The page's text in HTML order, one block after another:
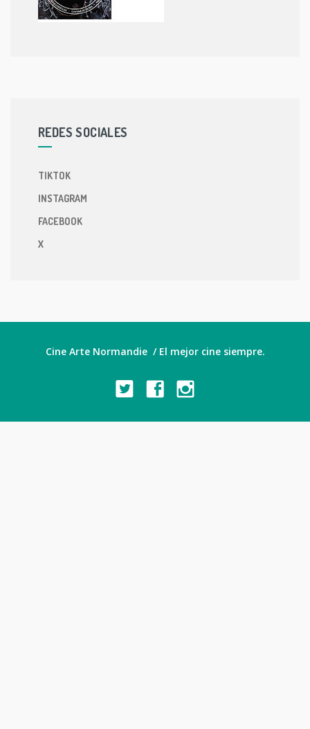
REDES SOCIALES
TIKTOK
INSTAGRAM
FACEBOOK
X
Cine Arte Normandie / El mejor cine siempre.